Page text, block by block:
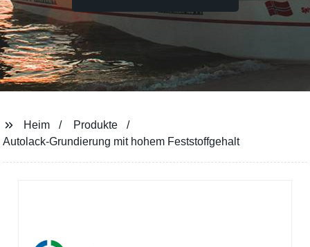
Heim
Produkte
Autolack-Grundierung mit hohem Feststoffgehalt